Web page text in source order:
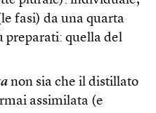
fasi) da una quarta
preparati: quella del
non sia che il distillato
assimilata (e